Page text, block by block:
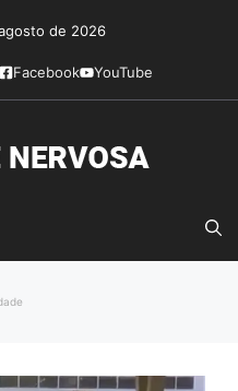
de 2026
Facebook YouTube